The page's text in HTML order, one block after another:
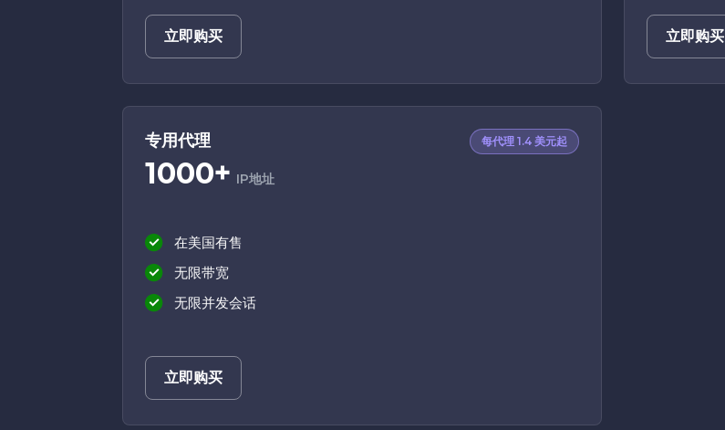
立即购买 立即购买
专用代理
1000+ IP地址
每代理 1.4 美元起
在美国有售
无限带宽
无限并发会话
立即购买